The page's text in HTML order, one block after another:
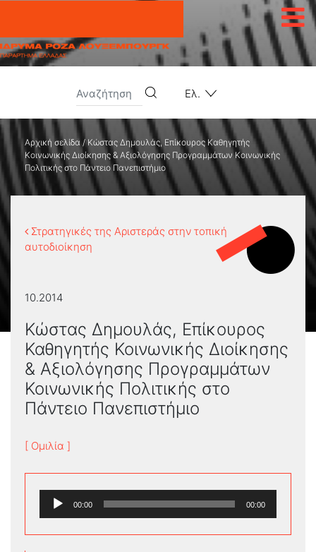
Ελ.
Αρχική σελίδα /Κώστας Δημουλάς, Επίκουρος Καθηγητής
Κοινωνικής Διοίκησης & Αξιολόγησης Προγραμμάτων Κοινωνικής
Πολιτικής στο Πάντειο Πανεπιστήμιο
Στρατηγικές της Αριστεράς στην τοπική
αυτοδιοίκηση
10.2014
Κώστας Δημουλάς, Επίκουρος
Καθηγητής Κοινωνικής Διοίκησης
& Αξιολόγησης Προγραμμάτων
Κοινωνικής Πολιτικής στο
Πάντειο Πανεπιστήμιο
[ Ομιλία ]
Πρόγραμμα
Αναπαραγωγής
00:00 00:00